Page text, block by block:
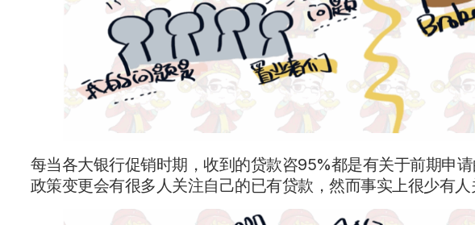
每当各大银行促销时期，收到的贷款咨95%都是有关于前期申
政策变更会有很多人关注自己的已有贷款，然而事实上很少有人